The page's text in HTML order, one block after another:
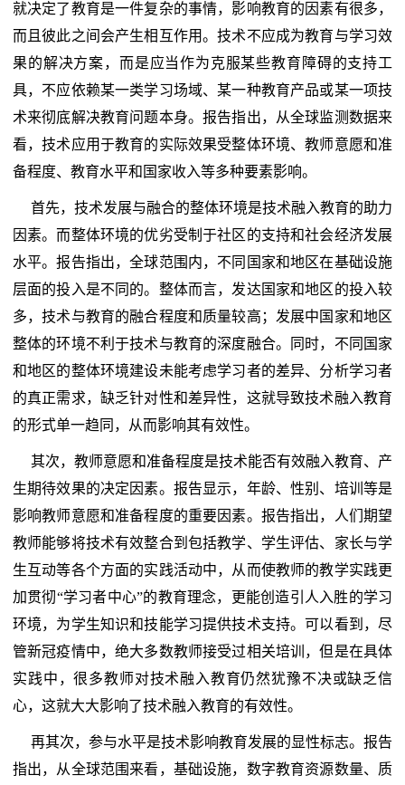
就决定了教育是一件复杂的事情，影响教育的因素有很多，
而且彼此之间会产生相互作用。技术不应成为教育与学习效
果的解决方案，而是应当作为克服某些教育障碍的支持工
具，不应依赖某一类学习场域、某一种教育产品或某一项技
术来彻底解决教育问题本身。报告指出，从全球监测数据来
看，技术应用于教育的实际效果受整体环境、教师意愿和准
备程度、教育水平和国家收入等多种要素影响。
首先，技术发展与融合的整体环境是技术融入教育的助力
因素。而整体环境的优劣受制于社区的支持和社会经济发展
水平。报告指出，全球范围内，不同国家和地区在基础设施
层面的投入是不同的。整体而言，发达国家和地区的投入较
多，技术与教育的融合程度和质量较高；发展中国家和地区
整体的环境不利于技术与教育的深度融合。同时，不同国家
和地区的整体环境建设未能考虑学习者的差异、分析学习者
的真正需求，缺乏针对性和差异性，这就导致技术融入教育
的形式单一趋同，从而影响其有效性。
其次，教师意愿和准备程度是技术能否有效融入教育、产
生期待效果的决定因素。报告显示，年龄、性别、培训等是
影响教师意愿和准备程度的重要因素。报告指出，人们期望
教师能够将技术有效整合到包括教学、学生评估、家长与学
生互动等各个方面的实践活动中，从而使教师的教学实践更
加贯彻“学习者中心”的教育理念，更能创造引人入胜的学习
环境，为学生知识和技能学习提供技术支持。可以看到，尽
管新冠疫情中，绝大多数教师接受过相关培训，但是在具体
实践中，很多教师对技术融入教育仍然犹豫不决或缺乏信
心，这就大大影响了技术融入教育的有效性。
再其次，参与水平是技术影响教育发展的显性标志。报告
指出，从全球范围来看，基础设施，数字教育资源数量、质